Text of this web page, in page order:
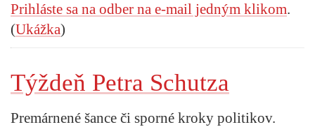
Prihláste sa na odber na e-mail jedným klikom.
(Ukážka)
Týždeň Petra Schutza
Premárnené šance či sporné kroky politikov.